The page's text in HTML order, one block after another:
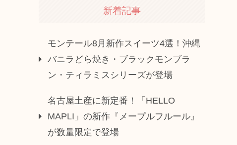
新着記事
モンテール8月新作スイーツ4選！沖縄
バニラどら焼き・ブラックモンブラ
ン・ティラミスシリーズが登場
名古屋土産に新定番！「HELLO
MAPLI」の新作『メープルフルール』
が数量限定で登場